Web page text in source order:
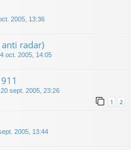
2005, 13:36
radar)
oct. 2005, 14:05
20 sept. 2005, 23:26
1 2
2005, 13:44